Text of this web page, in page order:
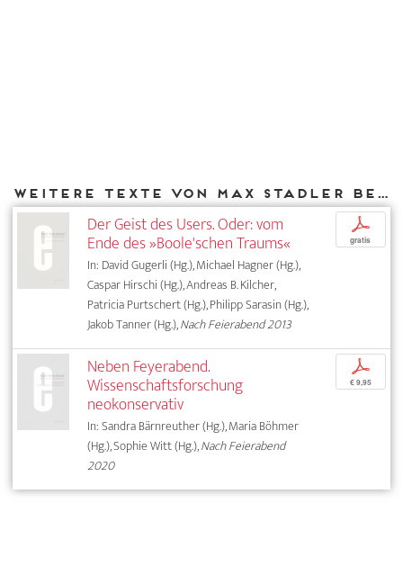
Weitere Texte von Max Stadler bei DIAPHANES
Der Geist des Users. Oder: vom
Ende des »Boole'schen Traums«
In: David Gugerli (Hg.), Michael Hagner (Hg.),
Caspar Hirschi (Hg.), Andreas B. Kilcher,
Patricia Purtschert (Hg.), Philipp Sarasin (Hg.),
Jakob Tanner (Hg.),Nach Feierabend 2013
p
gratis
Neben Feyerabend.
Wissenschaftsforschung
neokonservativ
In: Sandra Bärnreuther (Hg.), Maria Böhmer
(Hg.), Sophie Witt (Hg.),Nach Feierabend
2020
p
€ 9,95